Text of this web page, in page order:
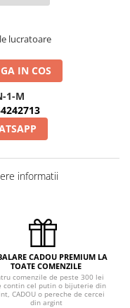
lucratoare
IN COS
1-M
informatii
CADOU PREMIUM LA
TOATE COMENZILE
comenzile de peste 300 lei
contin cel putin o bijuterie din
CADOU o pereche de cercei
din argint